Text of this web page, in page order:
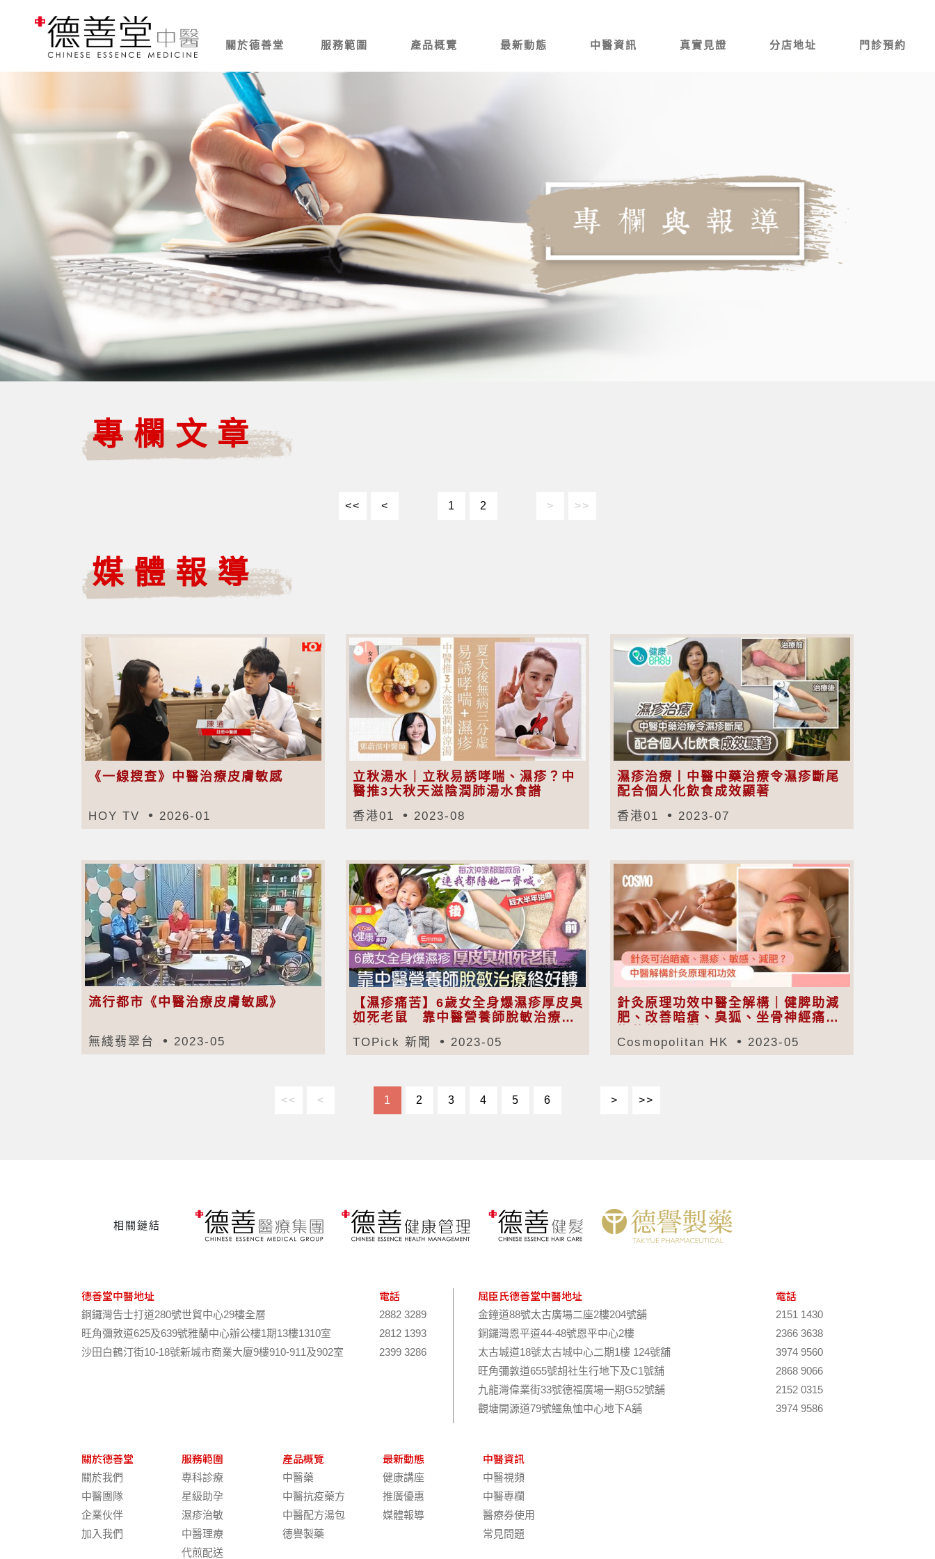
關於德善堂 服務範圍 產品概覽 最新動態 中醫資訊 真實見證 分店地址 門診預約
專欄文章
<< < 1 2 > >>
媒體報導
《一線搜查》中醫治療皮膚敏感
HOY TV 2026-01
立秋湯水｜立秋易誘哮喘、濕疹？中
醫推3大秋天滋陰潤肺湯水食譜
香港01 2023-08
濕疹治療丨中醫中藥治療令濕疹斷尾
配合個人化飲食成效顯著
香港01 2023-07
流行都市《中醫治療皮膚敏感》
無綫翡翠台 2023-05
【濕疹痛苦】6歲女全身爆濕疹厚皮臭
如死老鼠 靠中醫營養師脫敏治療終
TOPick 新聞 2023-05
針灸原理功效中醫全解構｜健脾助減
肥、改善暗瘡、臭狐、坐骨神經痛｜
Cosmopolitan HK 2023-05
<< < 1 2 3 4 5 6 > >>
相關鏈結
德善堂中醫地址 電話
銅鑼灣告士打道280號世貿中心29樓全層
2882 3289
旺角彌敦道625及639號雅蘭中心辦公樓1期13樓1310室
2812 1393
沙田白鶴汀街10-18號新城市商業大廈9樓910-911及902室
2399 3286
屈臣氏德善堂中醫地址 電話
金鐘道88號太古廣場二座2樓204號舖
2151 1430
銅鑼灣恩平道44-48號恩平中心2樓
2366 3638
太古城道18號太古城中心二期1樓 124號舖
3974 9560
旺角彌敦道655號胡社生行地下及C1號舖
2868 9066
九龍灣偉業街33號德福廣場一期G52號舖
2152 0315
觀塘開源道79號鱷魚恤中心地下A舖
3974 9586
關於德善堂
關於我們
中醫團隊
企業伙伴
加入我們
服務範圍
專科診療
星級助孕
濕疹治敏
中醫理療
代煎配送
產品概覽
中醫藥
中醫抗疫藥方
中醫配方湯包
德譽製藥
最新動態
健康講座
推廣優惠
媒體報導
中醫資訊
中醫視頻
中醫專欄
醫療券使用
常見問題